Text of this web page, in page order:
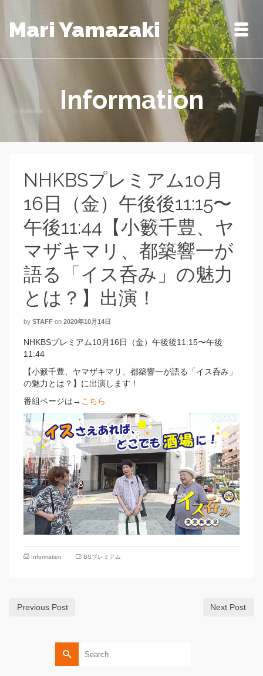
Mari Yamazaki
Information
NHKBSプレミアム10月
16日（金）午後後11:15〜
午後11:44【小籔千豊、ヤ
マザキマリ、都築響一が
語る「イス呑み」の魅力
とは？】出演！
by STAFF on 2020年10月14日
NHKBSプレミアム10月16日（金）午後後11:15〜午後
11:44
【小籔千豊、ヤマザキマリ、都築響一が語る「イス呑み」
の魅力とは？】に出演します！
番組ページは→ こちら
Information BSプレミアム
Previous Post Next Post
Search
for: